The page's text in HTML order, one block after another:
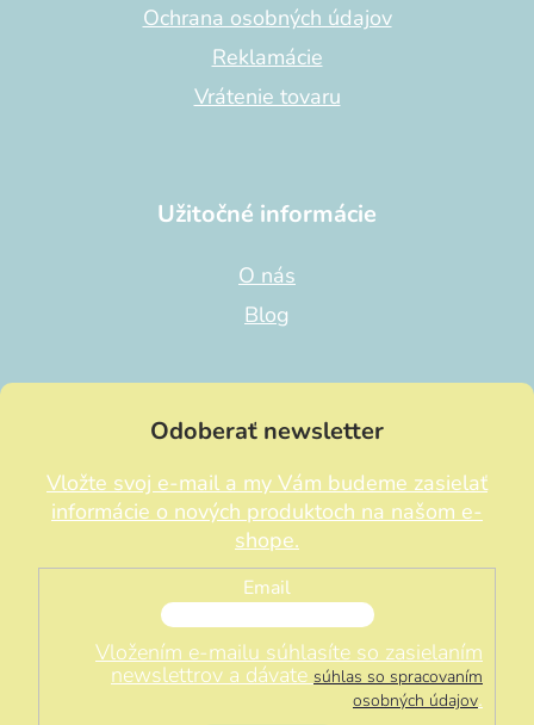
Ochrana osobných údajov
Reklamácie
Vrátenie tovaru
Užitočné informácie
O nás
Blog
Odoberať newsletter
Vložte svoj e-mail a my Vám budeme zasielať
informácie o nových produktoch na našom e-
shope.
Email
Vložením e-mailu súhlasíte so zasielaním
newslettrov a dávate súhlas so spracovaním
osobných údajov.